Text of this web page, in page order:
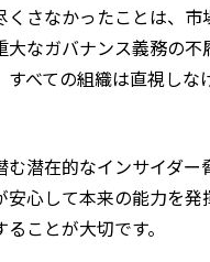
くさなかったことは、市
大なガバナンス義務の
すべての組織は直視しな
む潜在的なインサイダー
安心して本来の能力を
ことが大切です。